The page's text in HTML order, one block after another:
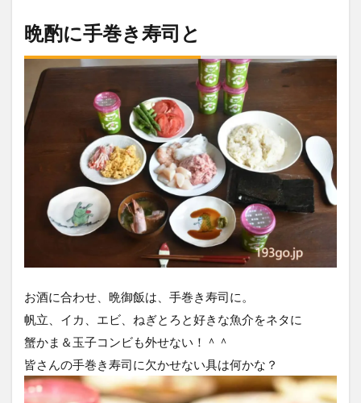
晩酌に手巻き寿司と
お酒に合わせ、晩御飯は、手巻き寿司に。
帆立、イカ、エビ、ねぎとろと好きな魚介をネタに
蟹かま＆玉子コンビも外せない！＾＾
皆さんの手巻き寿司に欠かせない具は何かな？